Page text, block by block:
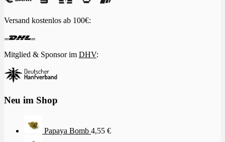
Versand kostenlos ab 100€:
Mitglied & Sponsor im DHV:
Neu im Shop
Papaya Bomb 4,55 €